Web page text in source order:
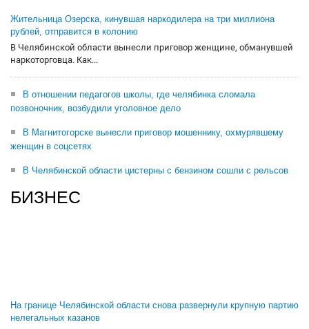
Жительница Озерска, кинувшая наркодилера на три миллиона
рублей, отправится в колонию
В Челябинской области вынесли приговор женщине, обманувшей
наркоторговца. Как...
В отношении педагогов школы, где челябинка сломала
позвоночник, возбудили уголовное дело
В Магнитогорске вынесли приговор мошеннику, охмурявшему
женщин в соцсетях
В Челябинской области цистерны с бензином сошли с рельсов
БИЗНЕС
На границе Челябинской области снова развернули крупную партию
нелегальных казанов